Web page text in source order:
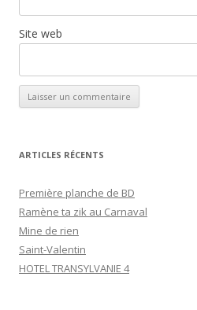
Site web
ARTICLES RÉCENTS
Première planche de BD
Ramène ta zik au Carnaval
Mine de rien
Saint-Valentin
HOTEL TRANSYLVANIE 4